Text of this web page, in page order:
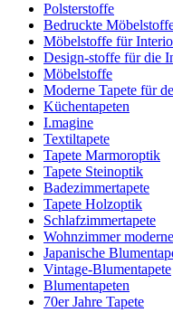
Polsterstoffe
Bedruckte
Möbelstoffe für
Design-stoffe für die
Möbelstoffe
Moderne Tapete für
Küchentapeten
I.magine
Textiltapete
Tapete Marmoroptik
Tapete Steinoptik
Badezimmertapete
Tapete Holzoptik
Schlafzimmertapete
Wohnzimmer
Japanische
Vintage-Blumentapete
Blumentapeten
70er Jahre Tapete